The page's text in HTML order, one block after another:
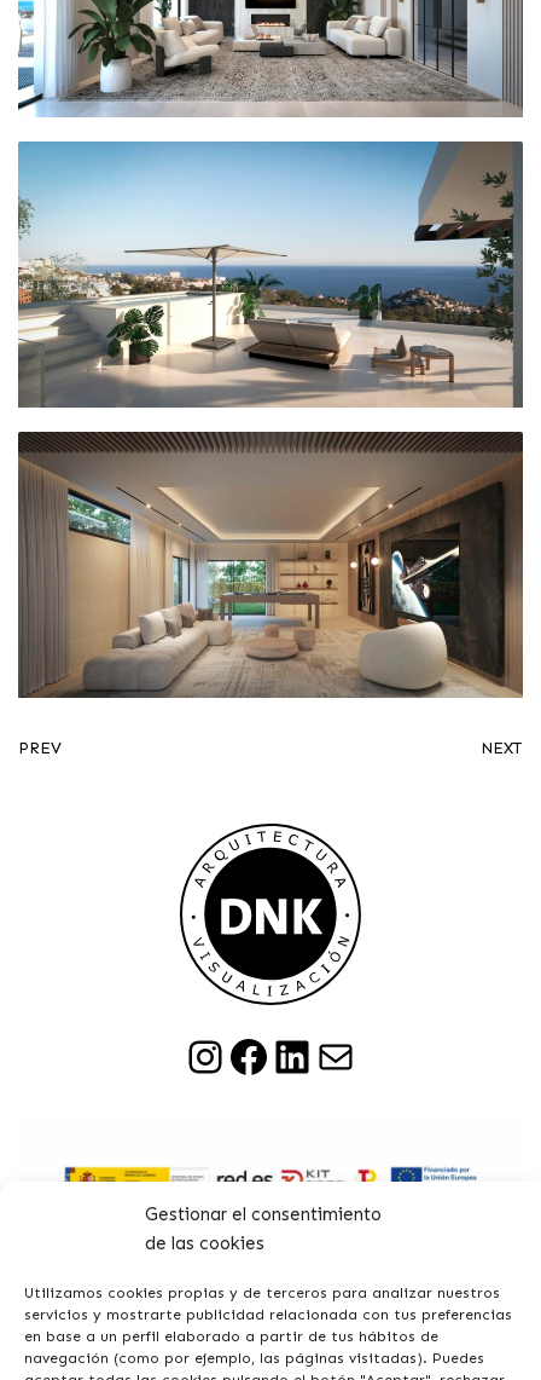
Gestionar el consentimiento
de las cookies
Utilizamos cookies propias y de terceros para analizar nuestros
servicios y mostrarte publicidad relacionada con tus preferencias
en base a un perfil elaborado a partir de tus hábitos de
navegación (como por ejemplo, las páginas visitadas). Puedes
PREV NEXT
Instagram
Facebook
LinkedIn
Mail
PROGRAMA KIT DIGITAL COFINANCIADO POR LOS
RECUPERACIÓN Y RESILIENCIA